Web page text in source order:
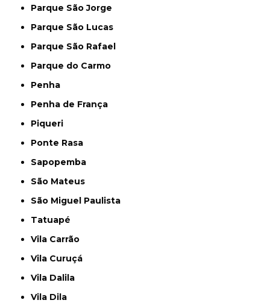
Parque São Jorge
Parque São Lucas
Parque São Rafael
Parque do Carmo
Penha
Penha de França
Piqueri
Ponte Rasa
Sapopemba
São Mateus
São Miguel Paulista
Tatuapé
Vila Carrão
Vila Curuçá
Vila Dalila
Vila Dila